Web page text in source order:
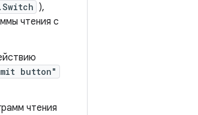
),
чтения с
button"
чтения